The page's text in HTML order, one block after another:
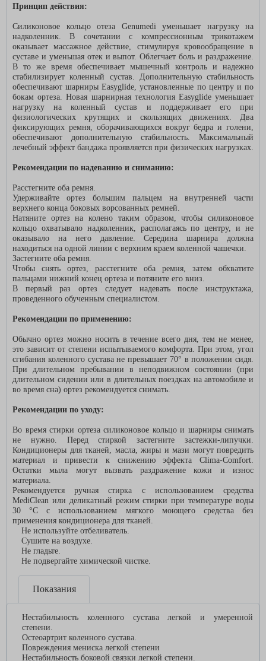
Принцип действия:
Силиконовое кольцо отеза Genumedi уменьшает нагрузку на
надколенник. В сочетании с компрессионным трикотажем
оказывает массажное действие, стимулируя кровообращение в
суставе и уменьшая отек и выпот. Облегчает боль и раздражение.
В то же время обеспечивает мышечный контроль и надежно
стабилизирует коленный сустав. Дополнительную стабильность
обеспечивают шарниры Easyglide, установленные по центру и по
бокам ортеза. Новая шарнирная технология Easyglide уменьшает
нагрузку на коленный сустав и поддерживает его при
физиологических крутящих и скользящих движениях. Два
фиксирующих ремня, оборачивающихся вокруг бедра и голени,
обеспечивают дополнительную стабильность. Максимальный
лечебный эффект бандажа проявляется при физических нагрузках.
Рекомендации по надеванию и сниманию:
Расстегните оба ремня.
Удерживайте ортез большим пальцем на внутренней части
верхнего конца боковых ворсованных ремней.
Натяните ортез на колено таким образом, чтобы силиконовое
кольцо охватывало надколенник, располагаясь по центру, и не
оказывало на него давление. Середина шарнира должна
находиться на одной линии с верхним краем коленной чашечки.
Застегните оба ремня.
Чтобы снять ортез, расстегните оба ремня, затем обхватите
пальцами нижний конец ортеза и потяните его вниз.
В первый раз ортез следует надевать после инструктажа,
проведенного обученным специалистом.
Рекомендации по применению:
Обычно ортез можно носить в течение всего дня, тем не менее,
это зависит от степени испытываемого комфорта. При этом, угол
сгибания коленного сустава не превышает 70° в положении сидя.
При длительном пребывании в неподвижном состоянии (при
длительном сидении или в длительных поездках на автомобиле и
во время сна) ортез рекомендуется снимать.
Рекомендации по уходу:
Во время стирки ортеза силиконовое кольцо и шарниры снимать
не нужно. Перед стиркой застегните застежки-липучки.
Кондиционеры для тканей, масла, жиры и мази могут повредить
материал и привести к снижению эффекта Clima-Comfort.
Остатки мыла могут вызвать раздражение кожи и износ
материала.
Рекомендуется ручная стирка с использованием средства
MediClean или деликатный режим стирки при температуре воды
30 °С с использованием мягкого моющего средства без
применения кондиционера для тканей.
Не используйте отбеливатель.
Сушите на воздухе.
Не гладьте.
Не подвергайте химической чистке.
Показания
Нестабильность коленного сустава легкой и умеренной
степени.
Остеоартрит коленного сустава.
Повреждения мениска легкой степени
Нестабильность боковой связки легкой степени.